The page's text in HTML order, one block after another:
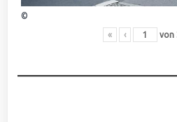
©
« ‹ von